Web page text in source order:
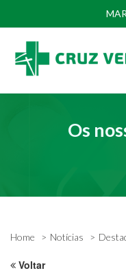
Os
Home Notícias
Voltar